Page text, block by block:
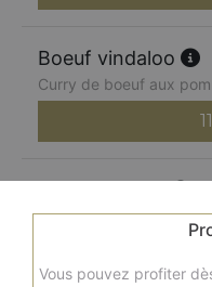
Boeuf vindaloo
Curry de boeuf aux
Curry de boeuf préparé
Vous pouvez profiter